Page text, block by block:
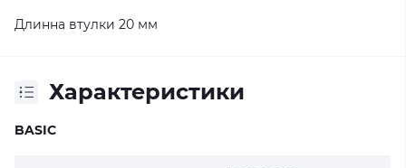
Длинна втулки 20 мм
Характеристики
BASIC